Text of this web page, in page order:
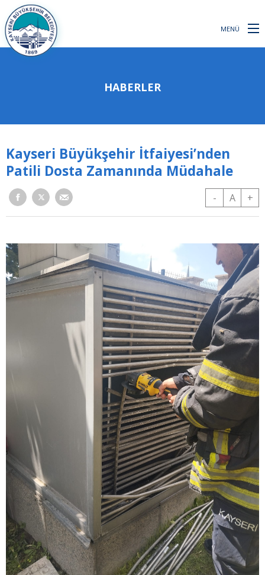
MENÜ
HABERLER
Kayseri Büyükşehir İtfaiyesi’nden
Patili Dosta Zamanında Müdahale
- A +